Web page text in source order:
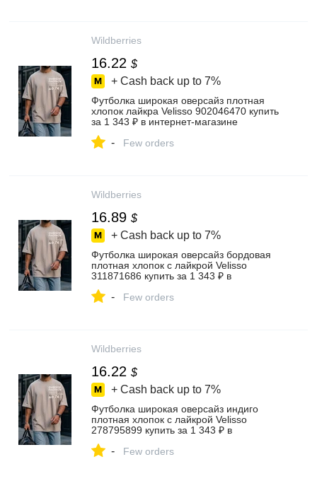
Wildberries
16.22 $
+ Cash back up to 7%
Футболка широкая оверсайз плотная
хлопок лайкра Velisso 902046470 купить
за 1 343 ₽ в интернет‑магазине
- Few orders
Wildberries
16.89 $
+ Cash back up to 7%
Футболка широкая оверсайз бордовая
плотная хлопок с лайкрой Velisso
311871686 купить за 1 343 ₽ в
- Few orders
Wildberries
16.22 $
+ Cash back up to 7%
Футболка широкая оверсайз индиго
плотная хлопок с лайкрой Velisso
278795899 купить за 1 343 ₽ в
- Few orders